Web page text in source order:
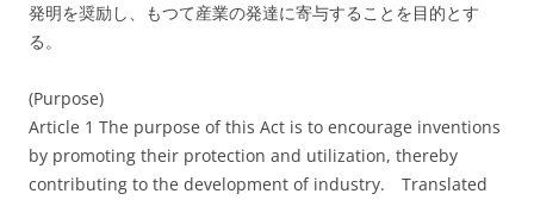
発明を奨励し、もつて産業の発達に寄与することを目的とす
る。
(Purpose)
Article 1 The purpose of this Act is to encourage inventions
by promoting their protection and utilization, thereby
contributing to the development of industry. Translated